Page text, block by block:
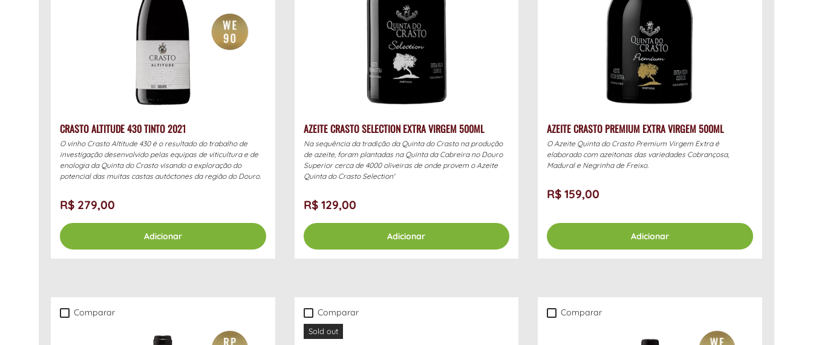
CRASTO ALTITUDE 430 TINTO 2021
O vinho Crasto Altitude 430 é o resultado do trabalho de
investigação desenvolvido pelas equipas de viticultura e de
enologia da Quinta do Crasto visando a exploração do
potencial das muitas castas autóctones da região do Douro.
R$ 279,00
Adicionar
AZEITE CRASTO SELECTION EXTRA VIRGEM 500ML
Na sequência da tradição da Quinta do Crasto na produção
de azeite, foram plantadas na Quinta da Cabreira no Douro
Superior cerca de 4000 oliveiras de onde provem o Azeite
Quinta do Crasto Selection'
R$ 129,00
Adicionar
AZEITE CRASTO PREMIUM EXTRA VIRGEM 500ML
O Azeite Quinta do Crasto Premium Virgem Extra é
elaborado com azeitonas das variedades Cobrançosa,
Madural e Negrinha de Freixo.
R$ 159,00
Adicionar
Comparar Comparar
Sold out
Comparar